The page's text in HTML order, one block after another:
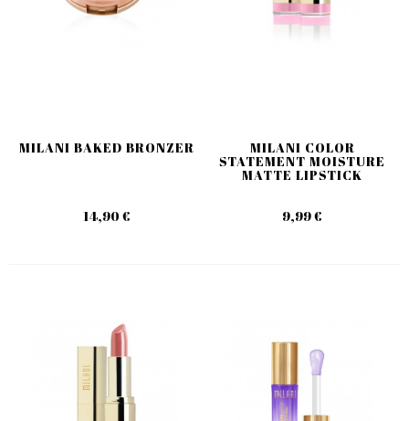
MILANI BAKED BRONZER
14,90 €
MILANI COLOR
STATEMENT MOISTURE
MATTE LIPSTICK
9,99 €